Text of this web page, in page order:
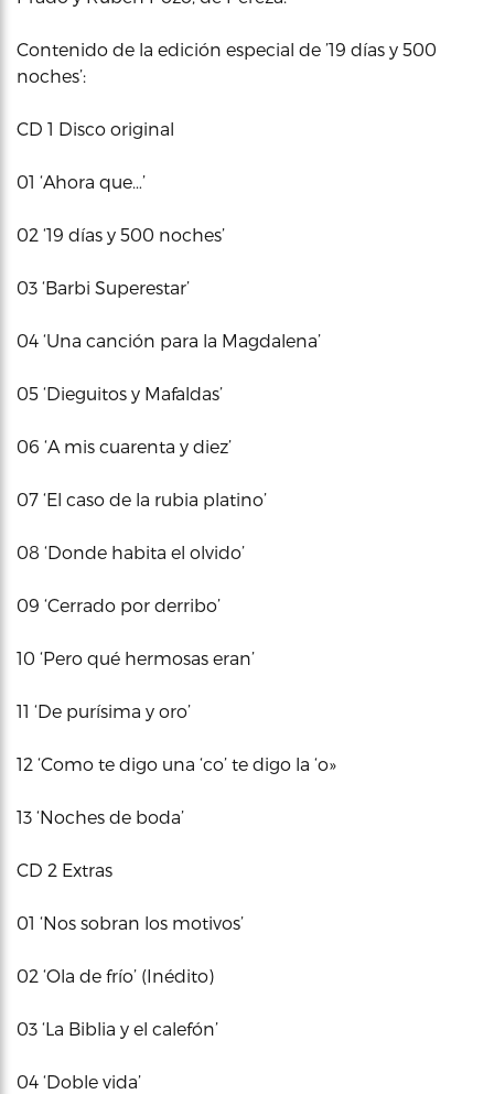
Contenido de la edición especial de ’19 días y 500
noches’:
CD 1 Disco original
01 ‘Ahora que…’
02 ‘19 días y 500 noches’
03 ‘Barbi Superestar’
04 ‘Una canción para la Magdalena’
05 ‘Dieguitos y Mafaldas’
06 ‘A mis cuarenta y diez’
07 ‘El caso de la rubia platino’
08 ‘Donde habita el olvido’
09 ‘Cerrado por derribo’
10 ‘Pero qué hermosas eran’
11 ‘De purísima y oro’
12 ‘Como te digo una ‘co’ te digo la ‘o»
13 ‘Noches de boda’
CD 2 Extras
01 ‘Nos sobran los motivos’
02 ‘Ola de frío’ (Inédito)
03 ‘La Biblia y el calefón’
04 ‘Doble vida’